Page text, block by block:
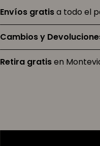
Envíos gratisa todo el
Cambios y
Retira gratisen